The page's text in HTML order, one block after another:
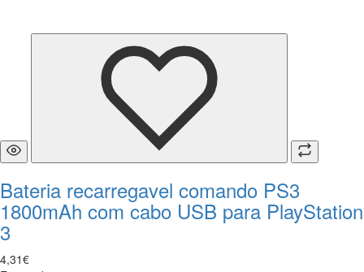
Bateria recarregavel comando PS3
1800mAh com cabo USB para PlayStation
3
4,31€